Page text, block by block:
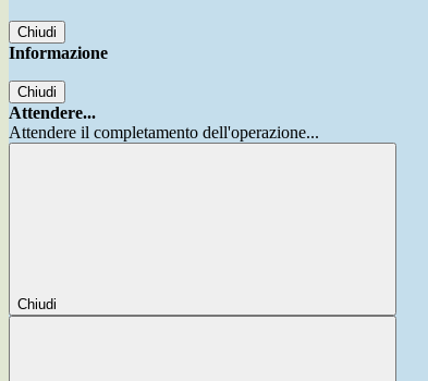
Chiudi
Informazione
Chiudi
Attendere...
Attendere il completamento dell'operazione...
Chiudi